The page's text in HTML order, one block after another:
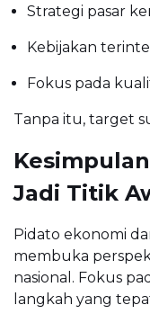
Strategi pasar
Kebijakan
Fokus pada
Tanpa itu, target
Jadi Titik
Pidato ekonomi
membuka
nasional. Fokus
langkah yang